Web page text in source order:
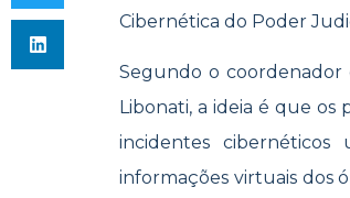
Cibernética do Poder
Segundo o coordenador
Libonati, a ideia é que
incidentes
informações virtuais dos